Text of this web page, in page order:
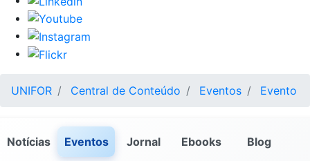
UNIFOR Central de Conteúdo Eventos Evento
Notícias Eventos Jornal Ebooks Blog